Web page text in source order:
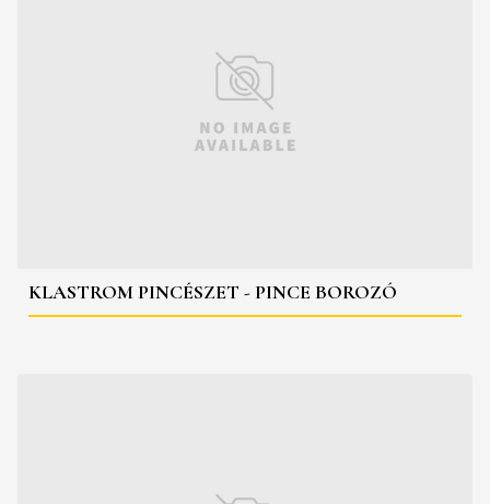
KLASTROM PINCÉSZET - PINCE BOROZÓ